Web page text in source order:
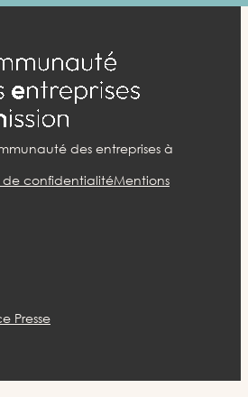
des entreprises à
de confidentialitéMentions
Presse